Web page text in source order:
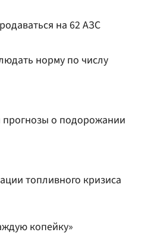
на 62 АЗС
норму по числу
о подорожании
топливного кризиса
копейку»